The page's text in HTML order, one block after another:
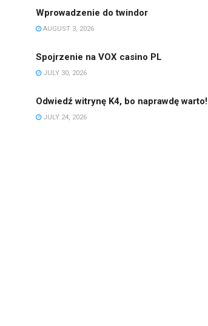
Wprowadzenie do twindor
AUGUST 3, 2026
Spojrzenie na VOX casino PL
JULY 30, 2026
Odwiedź witrynę K4, bo naprawdę warto!
JULY 24, 2026